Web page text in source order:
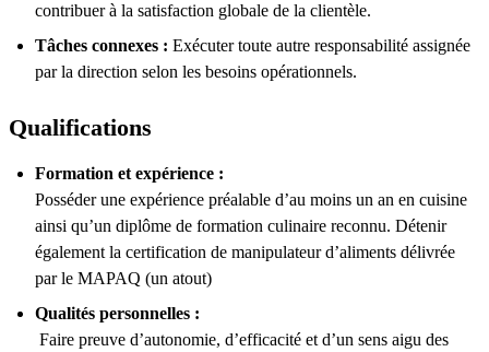
contribuer à la satisfaction globale de la clientèle.
Tâches connexes : Exécuter toute autre responsabilité assignée
par la direction selon les besoins opérationnels.
Qualifications
Formation et expérience :
Posséder une expérience préalable d’au moins un an en cuisine
ainsi qu’un diplôme de formation culinaire reconnu. Détenir
également la certification de manipulateur d’aliments délivrée
par le MAPAQ (un atout)
Qualités personnelles :
Faire preuve d’autonomie, d’efficacité et d’un sens aigu des